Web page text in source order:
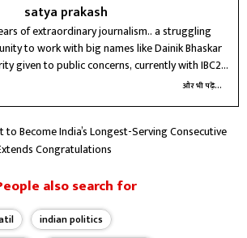
satya prakash
of extraordinary journalism.. a struggling
to work with big names like Dainik Bhaskar
given to public concerns, currently with IBC24
और भी पढ़ें...
Become India’s Longest-Serving Consecutive
Congratulations
also search for
indian politics